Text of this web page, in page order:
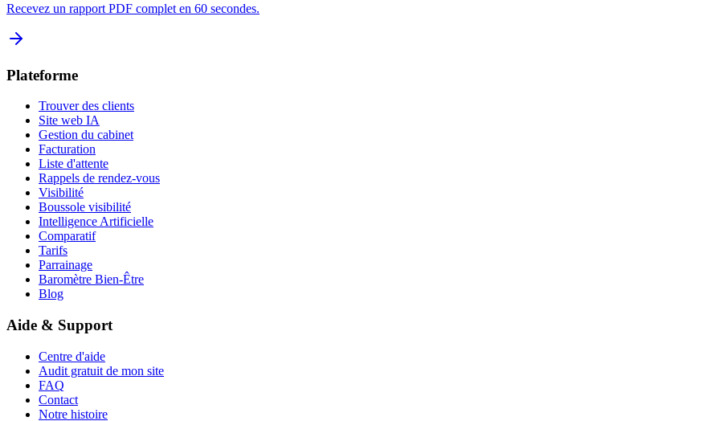
Recevez un rapport PDF complet en 60 secondes.
Plateforme
Trouver des clients
Site web IA
Gestion du cabinet
Facturation
Liste d'attente
Rappels de rendez-vous
Visibilité
Boussole visibilité
Intelligence Artificielle
Comparatif
Tarifs
Parrainage
Baromètre Bien-Être
Blog
Aide & Support
Centre d'aide
Audit gratuit de mon site
FAQ
Contact
Notre histoire